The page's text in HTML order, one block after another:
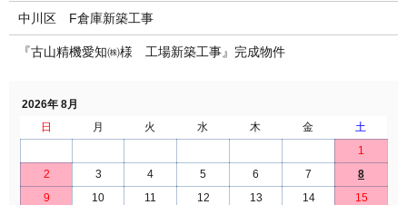
中川区 F倉庫新築工事
『古山精機愛知㈱様 工場新築工事』完成物件
2026年 8月
日
月 火 水 木 金
土
1
2
3 4 5 6 7
8
9
10 11 12 13 14
15